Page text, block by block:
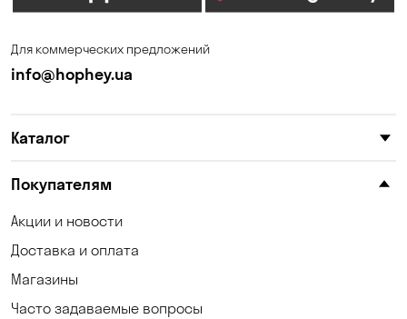
Для коммерческих предложений
info@hophey.ua
Каталог
Покупателям
Акции и новости
Доставка и оплата
Магазины
Часто задаваемые вопросы